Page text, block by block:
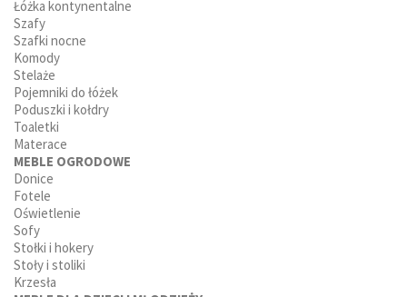
Łóżka kontynentalne
Szafy
Szafki nocne
Komody
Stelaże
Pojemniki do łóżek
Poduszki i kołdry
Toaletki
Materace
MEBLE OGRODOWE
Donice
Fotele
Oświetlenie
Sofy
Stołki i hokery
Stoły i stoliki
Krzesła